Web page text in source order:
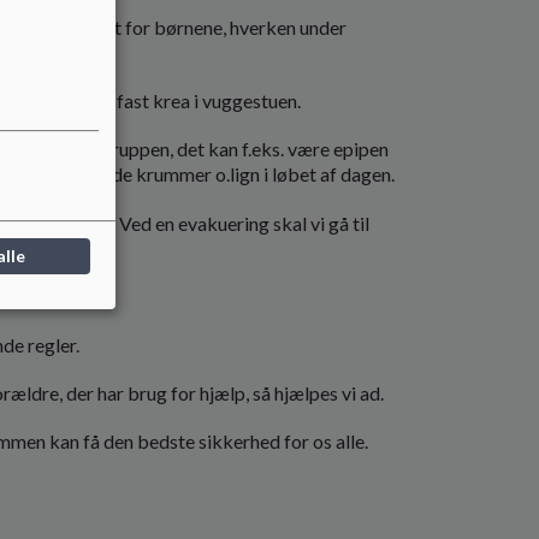
tilgængeligt for børnene, hverken under
som fast krea i vuggestuen.
på børnegruppen, det kan f.eks. være epipen
der kan rydde krummer o.lign i løbet af dagen.
går i gang. Ved en evakuering skal vi gå til
regler.
der har brug for hjælp, så hjælpes vi ad.
kan få den bedste sikkerhed for os alle.